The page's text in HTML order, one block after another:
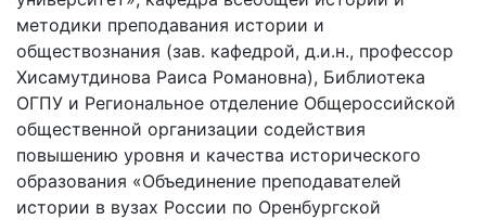
методики преподавания истории и
обществознания (зав. кафедрой, д.и.н., профессор
Хисамутдинова Раиса Романовна), Библиотека
ОГПУ и Региональное отделение Общероссийской
общественной организации содействия
повышению уровня и качества исторического
образования «Объединение преподавателей
истории в вузах России по Оренбургской